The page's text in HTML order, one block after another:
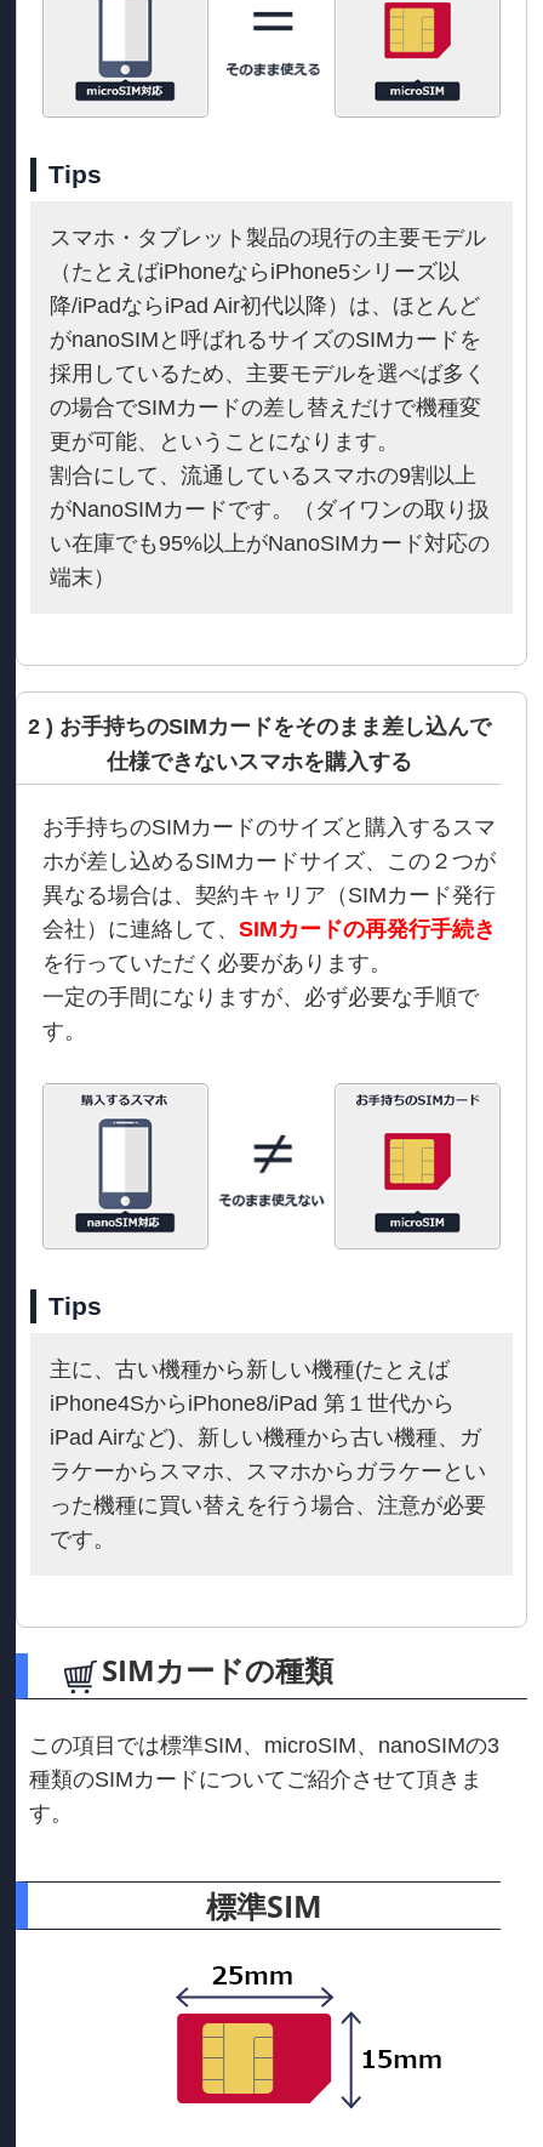
Tips
スマホ・タブレット製品の現行の主要モデル
（たとえばiPhoneならiPhone5シリーズ以
降/iPadならiPad Air初代以降）は、ほとんど
がnanoSIMと呼ばれるサイズのSIMカードを
採用しているため、主要モデルを選べば多く
の場合でSIMカードの差し替えだけで機種変
更が可能、ということになります。
割合にして、流通しているスマホの9割以上
がNanoSIMカードです。（ダイワンの取り扱
い在庫でも95%以上がNanoSIMカード対応の
端末）
2 ) お手持ちのSIMカードをそのまま差し込んで
仕様できないスマホを購入する
お手持ちのSIMカードのサイズと購入するスマ
ホが差し込めるSIMカードサイズ、この２つが
異なる場合は、契約キャリア（SIMカード発行
会社）に連絡して、SIMカードの再発行手続き
を行っていただく必要があります。
一定の手間になりますが、必ず必要な手順で
す。
Tips
主に、古い機種から新しい機種(たとえば
iPhone4SからiPhone8/iPad 第１世代から
iPad Airなど)、新しい機種から古い機種、ガ
ラケーからスマホ、スマホからガラケーとい
った機種に買い替えを行う場合、注意が必要
です。
SIMカードの種類
この項目では標準SIM、microSIM、nanoSIMの3
種類のSIMカードについてご紹介させて頂きま
す。
標準SIM